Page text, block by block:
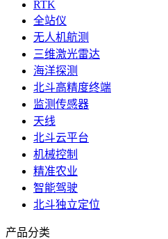
RTK
全站仪
无人机航测
三维激光雷达
海洋探测
北斗高精度终端
监测传感器
天线
北斗云平台
机械控制
精准农业
智能驾驶
北斗独立定位
产品分类